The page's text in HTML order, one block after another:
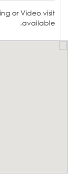
or Video visit
available.